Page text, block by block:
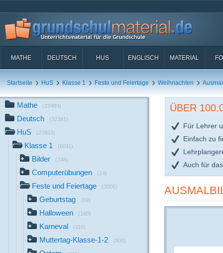
MATHE DEUTSCH HUS ENGLISCH MATERIAL
Startseite HuS Klasse 1 Feste und Feiertage Weihnachten
Mathe (19489)
Deutsch (32381)
HuS (27853)
Klasse 1 (6011)
Bilder (348)
Computerübungen (14)
Feste und Feiertage (3006)
Geburtstag (69)
Halloween (160)
Karneval (116)
Muttertag-Klasse-1-2 (808)
ÜBER
Für Lehrer
Einfach zu
Auch für